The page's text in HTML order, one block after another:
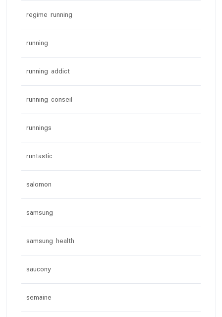
regime running
running
running addict
running conseil
runnings
runtastic
salomon
samsung
samsung health
saucony
semaine